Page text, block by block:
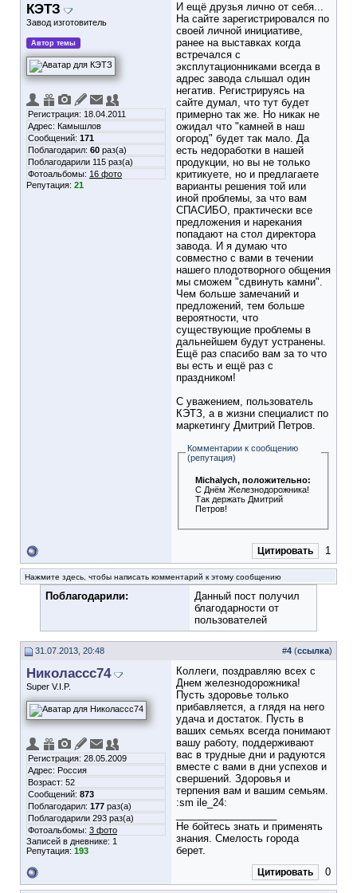
КЭТЗ
Завод изготовитель
Автор темы
Регистрация: 18.04.2011
Адрес: Камышлов
Сообщений: 171
Поблагодарил: 60 раз(а)
Поблагодарили 115 раз(а)
Фотоальбомы: 16 фото
Репутация: 21
И ещё друзья лично от себя...
На сайте зарегистрировался по
своей личной инициативе,
ранее на выставках когда
встречался с
эксплутационниками всегда в
адрес завода слышал один
негатив. Регистрируясь на
сайте думал, что тут будет
примерно так же. Но никак не
ожидал что "камней в наш
огород" будет так мало. Да
есть недоработки в нашей
продукции, но вы не только
критикуете, но и предлагаете
варианты решения той или
иной проблемы, за что вам
СПАСИБО, практически все
предложения и нарекания
попадают на стол директора
завода. И я думаю что
совместно с вами в течении
нашего плодотворного общения
мы сможем "сдвинуть камни".
Чем больше замечаний и
предложений, тем больше
вероятности, что
существующие проблемы в
дальнейшем будут устранены.
Ещё раз спасибо вам за то что
вы есть и ещё раз с
праздником!
С уважением, пользователь
КЭТЗ, а в жизни специалист по
маркетингу Дмитрий Петров.
Комментарии к сообщению
(репутация)
Michalych, положительно:
С Днём Железнодорожника!
Так держать Дмитрий
Петров!
Цитировать 1
Нажмите здесь, чтобы написать комментарий к этому сообщению
Поблагодарили:
Данный пост получил
благодарности от
пользователей
31.07.2013, 20:48 #4 (ссылка)
Николассс74
Super V.I.P.
Регистрация: 28.05.2009
Адрес: Россия
Возраст: 52
Сообщений: 873
Поблагодарил: 177 раз(а)
Поблагодарили 293 раз(а)
Фотоальбомы: 3 фото
Записей в дневнике: 1
Репутация: 193
Коллеги, поздравляю всех с
Днем железнодорожника!
Пусть здоровье только
прибавляется, а глядя на него
удача и достаток. Пусть в
ваших семьях всегда понимают
вашу работу, поддерживают
вас в трудные дни и радуются
вместе с вами в дни успехов и
свершений. Здоровья и
терпения вам и вашим семьям.
:sm ile_24:
Не бойтесь знать и применять
знания. Смелость города
берет.
Цитировать 0